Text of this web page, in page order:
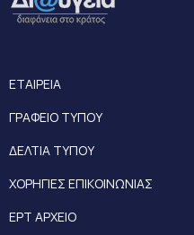
ΕΤΑΙΡΕΙΑ
ΓΡΑΦΕΙΟ ΤΥΠΟΥ
ΔΕΛΤΙΑ ΤΥΠΟΥ
ΧΟΡΗΓΙΕΣ ΕΠΙΚΟΙΝΩΝΙΑΣ
ΕΡΤ ΑΡΧΕΙΟ